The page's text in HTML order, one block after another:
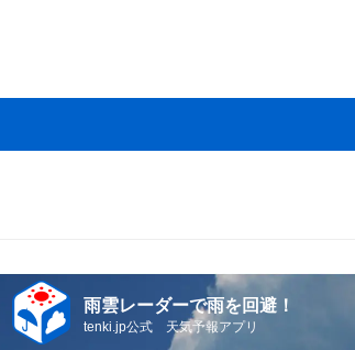
雨雲レーダーで雨を回避！
tenki.jp公式 天気予報アプリ